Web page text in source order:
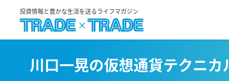
投資情報と豊かな生活を送るライフマガジン
川口一晃の仮想通貨テクニカ